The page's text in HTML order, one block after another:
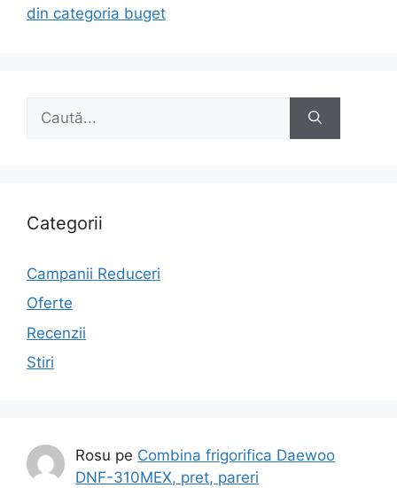
din categoria buget
după:
Categorii
Campanii Reduceri
Oferte
Recenzii
Stiri
Rosu pe Combina frigorifica Daewoo
DNF-310MEX, pret, pareri